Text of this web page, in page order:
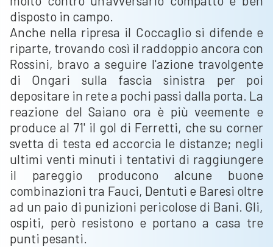
disposto in campo.
Anche nella ripresa il Coccaglio si difende e
riparte, trovando così il raddoppio ancora con
Rossini, bravo a seguire l'azione travolgente
di Ongari sulla fascia sinistra per poi
depositare in rete a pochi passi dalla porta. La
reazione del Saiano ora è più veemente e
produce al 71' il gol di Ferretti, che su corner
svetta di testa ed accorcia le distanze; negli
ultimi venti minuti i tentativi di raggiungere
il pareggio producono alcune buone
combinazioni tra Fauci, Dentuti e Baresi oltre
ad un paio di punizioni pericolose di Bani. Gli,
ospiti, però resistono e portano a casa tre
punti pesanti.